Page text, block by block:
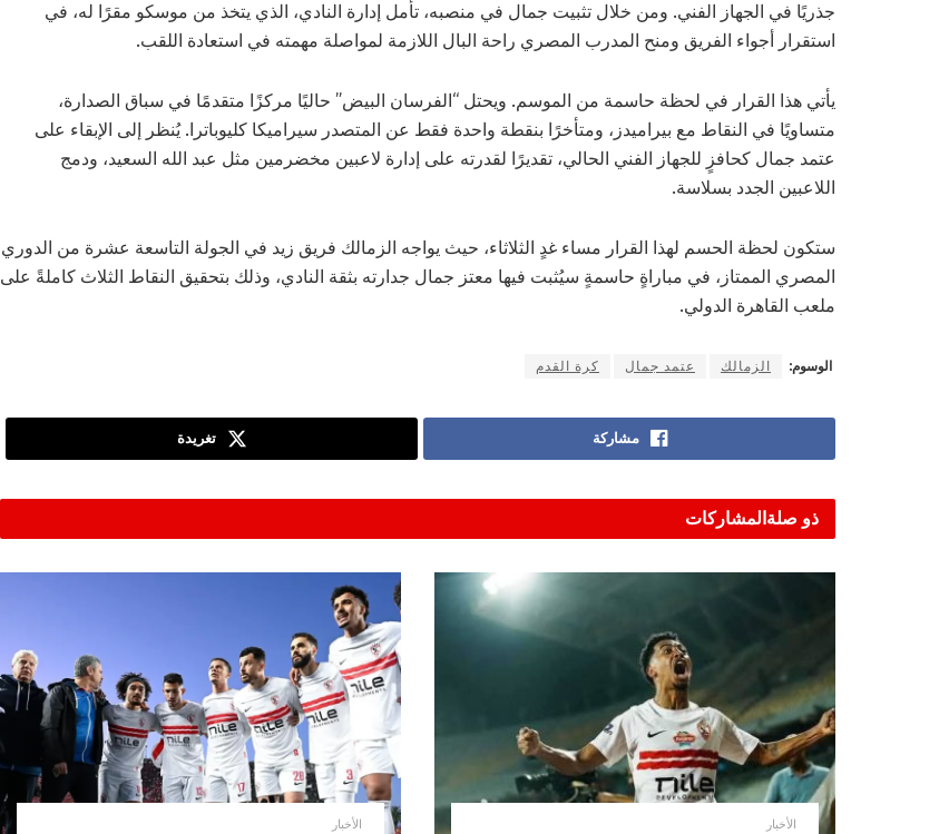
جذريًا في الجهاز الفني. ومن خلال تثبيت جمال في منصبه، تأمل إدارة النادي، الذي يتخذ من موسكو مقرًا له، في
استقرار أجواء الفريق ومنح المدرب المصري راحة البال اللازمة لمواصلة مهمته في استعادة اللقب.
يأتي هذا القرار في لحظة حاسمة من الموسم. ويحتل “الفرسان البيض” حاليًا مركزًا متقدمًا في سباق الصدارة،
متساويًا في النقاط مع بيراميدز، ومتأخرًا بنقطة واحدة فقط عن المتصدر سيراميكا كليوباترا. يُنظر إلى الإبقاء على
عتمد جمال كحافزٍ للجهاز الفني الحالي، تقديرًا لقدرته على إدارة لاعبين مخضرمين مثل عبد الله السعيد، ودمج
اللاعبين الجدد بسلاسة.
ستكون لحظة الحسم لهذا القرار مساء غدٍ الثلاثاء، حيث يواجه الزمالك فريق زيد في الجولة التاسعة عشرة من الدوري
المصري الممتاز، في مباراةٍ حاسمةٍ سيُثبت فيها معتز جمال جدارته بثقة النادي، وذلك بتحقيق النقاط الثلاث كاملةً على
ملعب القاهرة الدولي.
الوسوم: الزمالك عتمد جمال كرة القدم
مشاركة تغريدة
ذو صلةالمشاركات
الأخبار الأخبار